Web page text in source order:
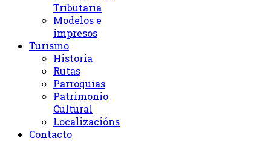
Tributaria
Modelos e
impresos
Turismo
Historia
Rutas
Parroquias
Patrimonio
Cultural
Localizacións
Contacto